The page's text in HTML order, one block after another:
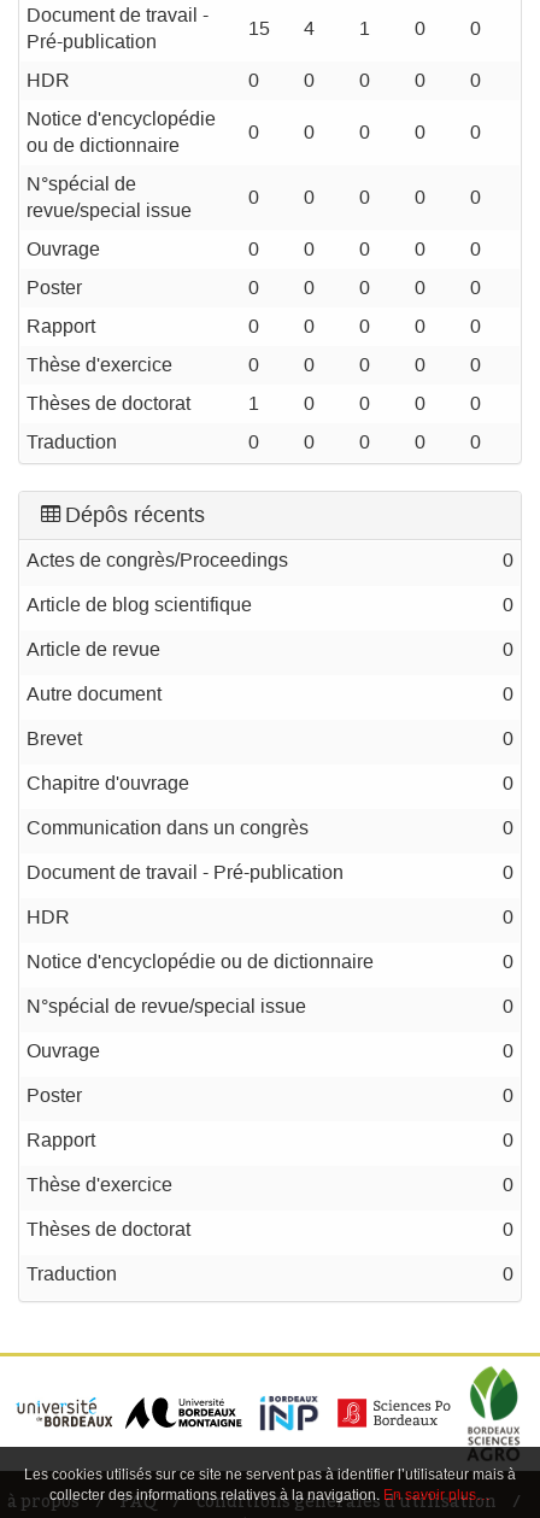
Document de travail -
Pré-publication
15 4 1 0 0
HDR 0 0 0 0
0
Notice d'encyclopédie
ou de dictionnaire
0 0 0 0 0
N°spécial de
revue/special issue
0 0 0 0 0
Ouvrage 0 0 0 0
0
Poster
0 0 0 0
0
Rapport
0 0 0 0
0
Thèse d'exercice
0 0 0 0
0
Thèses de doctorat
1 0 0 0
0
Traduction
0 0 0 0 0
Dépôs récents
Actes de congrès/Proceedings 0
Article de blog scientifique 0
Article de revue 0
Autre document 0
Brevet 0
Chapitre d'ouvrage 0
Communication dans un congrès 0
Document de travail - Pré-publication 0
HDR 0
Notice d'encyclopédie ou de dictionnaire 0
N°spécial de revue/special issue 0
Ouvrage 0
Poster 0
Rapport 0
Thèse d'exercice 0
Thèses de doctorat 0
Traduction 0
à propos FAQ
conditions générales d'utilisation
Les cookies utilisés sur ce site ne servent pas à identifier l’utilisateur mais à
collecter des informations relatives à la navigation. En savoir plus…